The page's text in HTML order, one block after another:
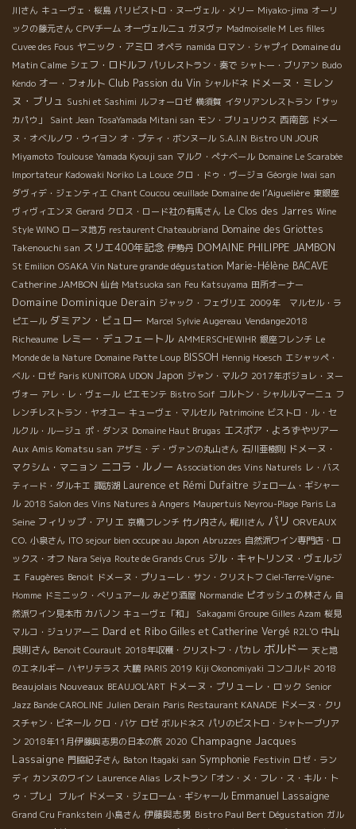
川さん キューヴェ・桜島 パリビストロ・ヌーヴェル・メリー Miyako-jima オーリ
ックの藤元さん CPVチーム オーヴェルニュ ガヌヴァ Madmoiselle M Les filles
Cuvee des Fous ヤニック・アミロ オペラ namida ロマン・シャプイ Domaine du
Matin Calme シェフ・ロドルフ パリレストラン・奏で シャトー・ブリアン Budo
Kendo オー・フォルト Club Passion du Vin シャルドネ ドメーヌ・ミレン
ヌ・ブリュ Sushi et Sashimi ルフォーロゼ 横須賀 イタリアンレストラン「サッ
カパウ」
Saint Jean TosaYamada Mitani san モン・ブリュリウス 西南部 ドメー
ヌ・オベルノワ・ウイヨン オ・プティ・ボンヌール S.A.I.N Bistro UN JOUR
Miyamoto Toulouse Yamada Kyouji san マルク・ぺナベール Domaine Le Scarabée
Importateur Kadowaki Noriko La Louce クロ・ドゥ・ヴージョ Géorgie Iwai san
ダヴィデ・ジェンティエ Chant Coucou oeuillade Domaine de l’Aiguelière 東銀座
ヴィヴィエンヌ Gerard クロス・ロード社の有馬さん Le Clos des Jarres Wine
Style WINO ローヌ地方 restaurent Chateaubriand Domaine des Griottes
Takenouchi san スリエ400年記念 伊勢丹 DOMAINE PHILIPPE JAMBON
St Emilion OSAKA Vin Nature grande dégustation Marie-Hélène BACAVE
Catherine JAMBON 仙台 Matsuoka san Feu Katsuyama 田所オーナー
Domaine Dominique Derain ジャック・フェヴリエ 2009年 マルセル・ラ
ピエール ダミアン・ビュロー Marcel Sylvie Augereau Vendange2018
Richeaume レミー・デュフェートル AMMERSCHEWIHR 銀座フレンチ Le
Monde de la Nature Domaine Patte Loup BISSOH Hennig Hoesch エシャッペ・
ベル・ロゼ Paris KUNITORA UDON Japon ジャン・マルク 2017年ボジョレ・ヌー
ヴォー アレ・レ・ヴェール ピエモンテ Bistro Soif コルトン・シャルルマーニュ フ
レンチレストラン・ヤオユー キューヴェ・マルセル Patrimoine ビストロ・ル・セ
ルクル・ルージュ ポ・ダンヌ Domaine Haut Brugas エスポア・よろずやツアー
Aux Amis Komatsu san アザミ・デ・ヴァンの丸山さん 石川亜樹則 ドメーヌ・
マクシム・マニョン ニコラ・ルノー Association des Vins Naturels レ・バス
ティード・ダルキエ 諏訪湖 Laurence et Rémi Dufaitre ジェローム・ギシャー
ル 2018 Salon des Vins Natures à Angers Maupertuis Neyrou-Plage Paris La
Seine フィリップ・アリエ 京橋フレンチ 竹ノ内さん 梶川さん パリ ORVEAUX
CO. 小泉さん ITO sejour bien occupe au Japon Abruzzes 自然派ワイン専門店・ロ
ックス・オフ Nara Seiya Route de Grands Crus ジル・キャトリンヌ・ヴェルジ
ェ Faugères Benoit ドメーヌ・プリューレ・サン・クリストフ Ciel-Terre-Vigne-
Homme ドミニック・べリュアール みどり酒屋 Normandie ピオッシュの林さん 自
然派ワイン見本市 カバノン キューヴェ「和」 Sakagami Groupe Gilles Azam 桜見
マルコ・ジュリアーニ Dard et Ribo Gilles et Catherine Vergé R2L'O 中山
良則さん Benoit Courault 2018年収穫・クリストフ・パカレ ボルドー 天と地
のエネルギー ハヤリテラス 大鵬 PARIS 2019 Kiji Okonomiyaki コンコルド 2018
Beaujolais Nouveaux BEAUJOL'ART ドメーヌ・プリューレ・ロック Senior
Jazz Bande CAROLINE Julien Derain Paris Restaurant KANADE ドメーヌ・クリ
スチャン・ビネール クロ・バケ ロゼ ボルドネス パリのビストロ・シャトーブリア
ン 2018年11月伊藤與志男の日本の旅 2020 Champagne Jacques
Lassaigne 門脇紀子さん Baton Itagaki san Symphonie Festivin ロゼ・ラン
ディ カンヌのワイン Laurence Alias レストラン「オン・メ・フレ・ス・キル・ト
ゥ・プレ」
ブルイ ドメーヌ・ジェローム・ギシャール Emmanuel Lassaigne
Grand Cru Frankstein 小島さん 伊藤與志男 Bistro Paul Bert Dégustation ガル